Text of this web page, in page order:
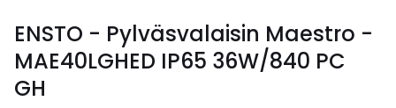
ENSTO - Pylväsvalaisin Maestro -
MAE40LGHED IP65 36W/840 PC
GH